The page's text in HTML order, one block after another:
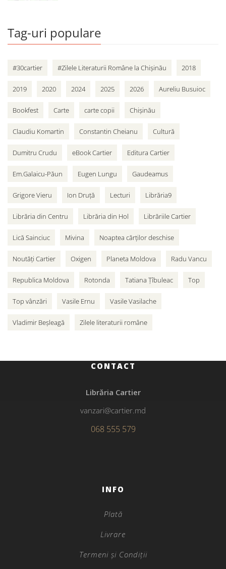
Tag-uri populare
#30cartier #Zilele Literaturii Române la Chișinău 2018
2019 2020 2024 2025 2026 Aureliu Busuioc
Bookfest Carte carte copii Chișinău
Claudiu Komartin Constantin Cheianu Cultură
Dumitru Crudu eBook Cartier Editura Cartier
Em.Galaicu-Păun Eugen Lungu Gaudeamus
Grigore Vieru Ion Druță Lecturi Librăria9
Librăria din Centru Librăria din Hol Librăriile Cartier
Lică Sainciuc Mivina Noaptea cărților deschise
Noutăți Cartier Oxigen Planeta Moldova Radu Vancu
Republica Moldova Rotonda Tatiana Țîbuleac Top
Top vânzări Vasile Ernu Vasile Vasilache
Vladimir Beșleagă Zilele literaturii române
CONTACT
Librăria Cartier
vanzari@cartier.md
068 555 579
INFO
Plată
Livrare
Termeni și Condiții